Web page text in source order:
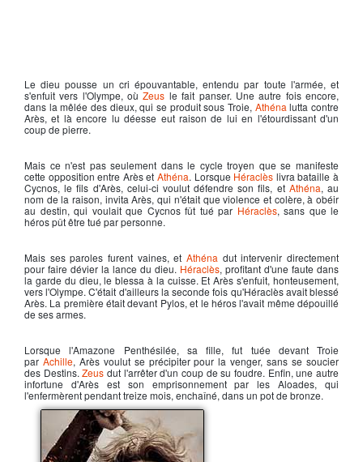
Le dieu pousse un cri épouvantable, entendu par toute l'armée, et
s'enfuit vers l'Olympe, oùZeus le fait panser. Une autre fois encore,
dans la mêlée des dieux, qui se produit sous Troie, Athéna lutta contre
Arès, et là encore lu déesse eut raison de lui en l'étourdissant d'un
coup de pierre.
Mais ce n'est pas seulement dans le cycle troyen que se manifeste
cette opposition entre ArèsetAthéna. Lorsque Héraclès livra bataille à
Cycnos, le fils d'Arès, celui-ci voulut défendre son fils, et Athéna, au
nom de la raison, invitaArès, qui n'était que violence et colère, à obéir
au destin, qui voulait que Cycnos fût tué par Héraclès, sans que le
héros pût être tué par personne.
Mais ses paroles furent vaines, et Athéna dut intervenir directement
pour faire dévier la lance du dieu. Héraclès, profitant d'une faute dans
la garde du dieu, le blessa à la cuisse. EtArès s'enfuit, honteusement,
vers l'Olympe. C'était d'ailleurs la seconde fois qu'Héraclès avait blessé
Arès. La première était devant Pylos, et le héros l'avait même dépouillé
de ses armes.
Lorsque l'Amazone Penthésilée, sa fille, fut tuée devant Troie
par Achille, Arès voulut se précipiter pour la venger, sans se soucier
des Destins.Zeus dut l'arrêter d'un coup de su foudre. Enfin, une autre
infortune d'Arèsest son emprisonnement par les Aloades, qui
l'enfermèrent pendant treize mois, enchaîné, dans un pot de bronze.